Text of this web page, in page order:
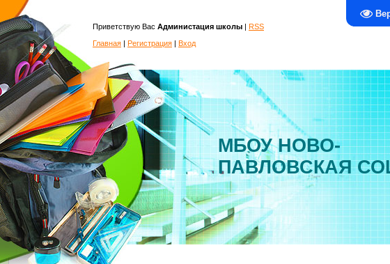
Приветствую Вас Администация школы | RSS
Главная | Регистрация | Вход
МБОУ НОВО-
ПАВЛОВСКАЯ